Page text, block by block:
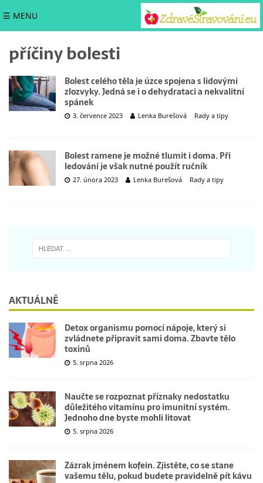
☰ MENU
příčiny bolesti
Bolest celého těla je úzce spojena s lidovými
zlozvyky. Jedná se i o dehydrataci a nekvalitní
spánek
3. července 2023 Lenka Burešová Rady a tipy
Bolest ramene je možné tlumit i doma. Při
ledování je však nutné použít ručník
27. února 2023 Lenka Burešová Rady a tipy
AKTUÁLNĚ
Detox organismu pomocí nápoje, který si
zvládnete připravit sami doma. Zbavte tělo
toxinů
5. srpna 2026
Naučte se rozpoznat příznaky nedostatku
důležitého vitamínu pro imunitní systém.
Jednoho dne byste mohli litovat
5. srpna 2026
Zázrak jménem kofein. Zjistěte, co se stane
vašemu tělu, pokud budete pravidelně pít kávu